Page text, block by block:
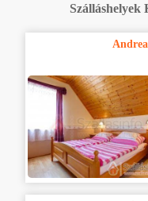
Szálláshelyek